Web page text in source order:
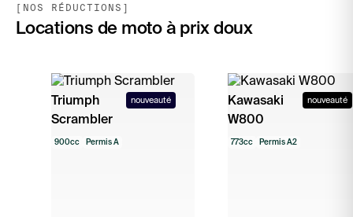
[NOS RÉDUCTIONS]
Locations de moto à prix doux
Triumph
Scrambler
nouveauté
900cc Permis A
Kawasaki
W800
nouveauté
773cc Permis A2